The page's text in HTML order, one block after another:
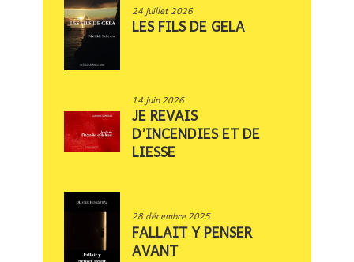
24 juillet 2026
LES FILS DE GELA
14 juin 2026
JE REVAIS
D’INCENDIES ET DE
LIESSE
28 décembre 2025
FALLAIT Y PENSER
AVANT